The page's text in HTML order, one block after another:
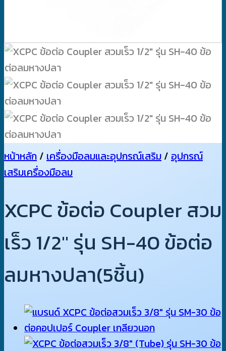
หน้าหลัก / เครื่องมือลมและอุปกรณ์เสริม / อุปกรณ์
เสริมเครื่องมือลม
XCPC ข้อต่อ Coupler สวม
เร็ว 1/2″ รุ่น SH-40 ข้อต่อ
ลมหางปลา(5ชิ้น)